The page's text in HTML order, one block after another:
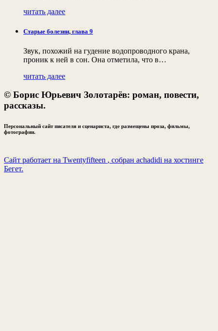
читать далее
Старые болезни, глава 9
Звук, похожий на гудение водопроводного крана,
проник к ней в сон. Она отметила, что в…
читать далее
© Борис Юрьевич Золотарёв: роман, повести,
рассказы.
Персональный сайт писателя и сценариста, где размещены проза, фильмы,
фотографии.
Сайт работает на Twentyfifteen , собран achadidi на хостинге
Бегет.